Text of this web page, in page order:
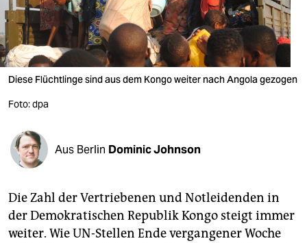
wahrheit
verlag
verlag
fragen & hilfe
abo
genossenschaft
Diese Flüchtlinge sind aus dem Kongo weiter nach Angola gezogen
Foto: dpa
Aus Berlin Dominic Johnson
Die Zahl der Vertriebenen und Notleidenden in
der Demokratischen Republik Kongo steigt immer
weiter. Wie UN-Stellen Ende vergangener Woche